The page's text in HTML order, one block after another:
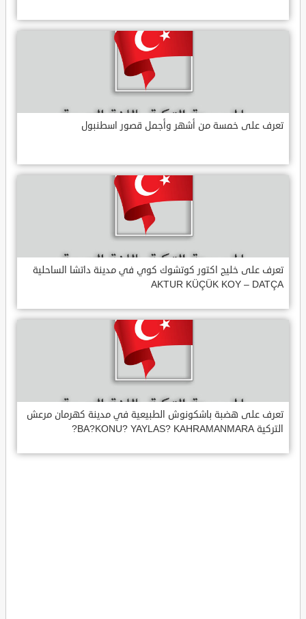
تعرف على خمسة من أشهر وأجمل قصور اسطنبول
تعرف على خليج اكتور كوتشوك كوي في مدينة داتشا الساحلية
AKTUR KÜÇÜK KOY – DATÇA
تعرف على هضبة باشكونوش الطبيعية في مدينة كهرمان مرعش
التركية BA?KONU? YAYLAS? KAHRAMANMARA?